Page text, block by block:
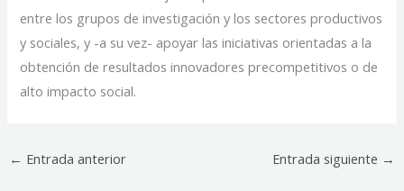
entre los grupos de investigación y los sectores productivos
y sociales, y -a su vez- apoyar las iniciativas orientadas a la
obtención de resultados innovadores precompetitivos o de
alto impacto social.
← Entrada anterior Entrada siguiente →